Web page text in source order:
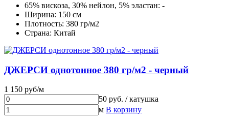
65% вискоза, 30% нейлон, 5% эластан: -
Ширина: 150 см
Плотность: 380 гр/м2
Страна: Китай
ДЖЕРСИ однотонное 380 гр/м2 - черный
1 150 руб/м
50 руб. / катушка
м В корзину